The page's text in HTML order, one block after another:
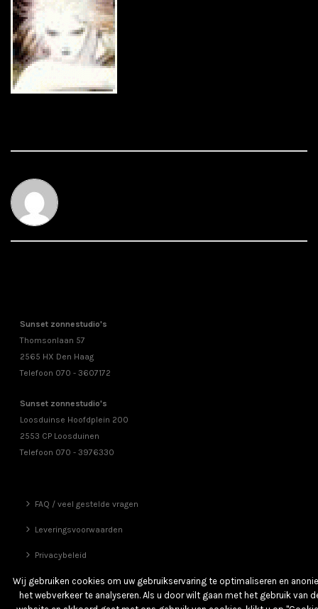
Sunset zonnestudio's
Thomsonlaan 57
2565 HX Den Haag
Telefoon 070 - 3607172
Sunset zonnestudio's
Loosduinse Hoofdplein 200
2553 CP Loosduinen
Telefoon 070 - 3976330
FAQ / veel gestelde vragen
Leveringsvoorwaarden
Privacybeleid
Vrienden
Wij gebruiken cookies om uw gebruikservaring te optimaliseren en
het webverkeer te analyseren. Als u door wilt gaan met het gebruik van